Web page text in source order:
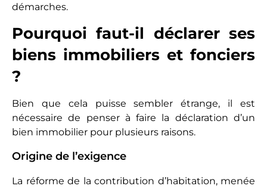
démarches.
Pourquoi faut-il déclarer ses
biens immobiliers et fonciers
?
Bien que cela puisse sembler étrange, il est
nécessaire de penser à faire la déclaration d’un
bien immobilier pour plusieurs raisons.
Origine de l’exigence
La réforme de la contribution d’habitation, menée